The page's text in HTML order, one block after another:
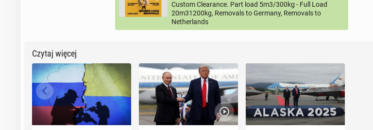
Custom Clearance. Part load 5m3/300kg - Full Load
20m31200kg, Removals to Germany, Removals to
Netherlands
Czytaj więcej